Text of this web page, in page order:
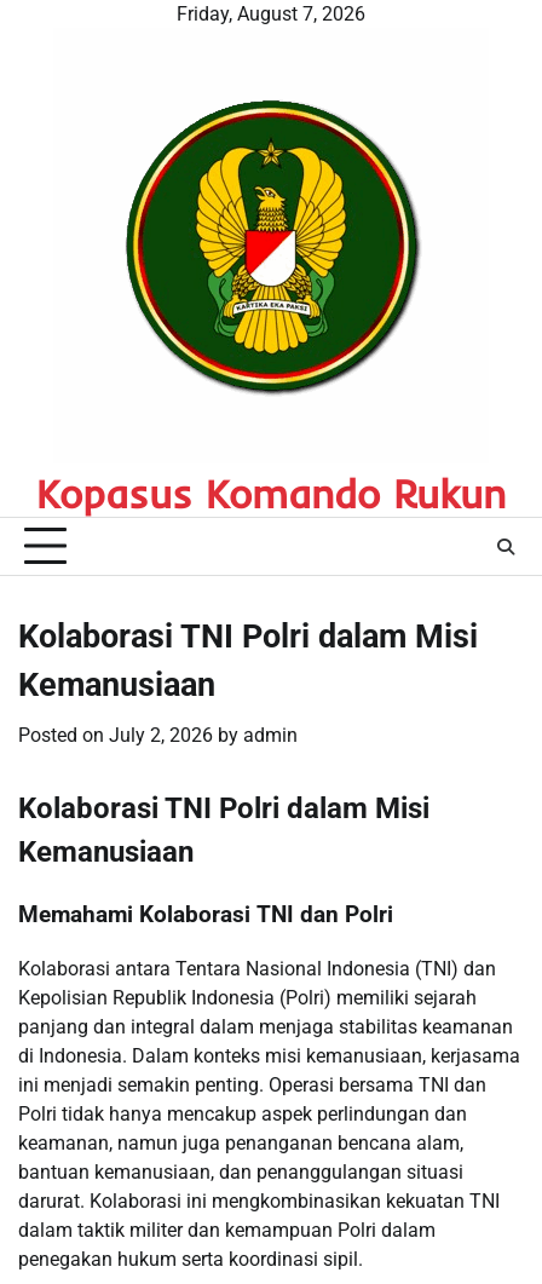
Friday, August 7, 2026
Kopasus Komando Rukun
Kolaborasi TNI Polri dalam Misi
Kemanusiaan
Posted on July 2, 2026 by admin
Kolaborasi TNI Polri dalam Misi
Kemanusiaan
Memahami Kolaborasi TNI dan Polri
Kolaborasi antara Tentara Nasional Indonesia (TNI) dan
Kepolisian Republik Indonesia (Polri) memiliki sejarah
panjang dan integral dalam menjaga stabilitas keamanan
di Indonesia. Dalam konteks misi kemanusiaan, kerjasama
ini menjadi semakin penting. Operasi bersama TNI dan
Polri tidak hanya mencakup aspek perlindungan dan
keamanan, namun juga penanganan bencana alam,
bantuan kemanusiaan, dan penanggulangan situasi
darurat. Kolaborasi ini mengkombinasikan kekuatan TNI
dalam taktik militer dan kemampuan Polri dalam
penegakan hukum serta koordinasi sipil.